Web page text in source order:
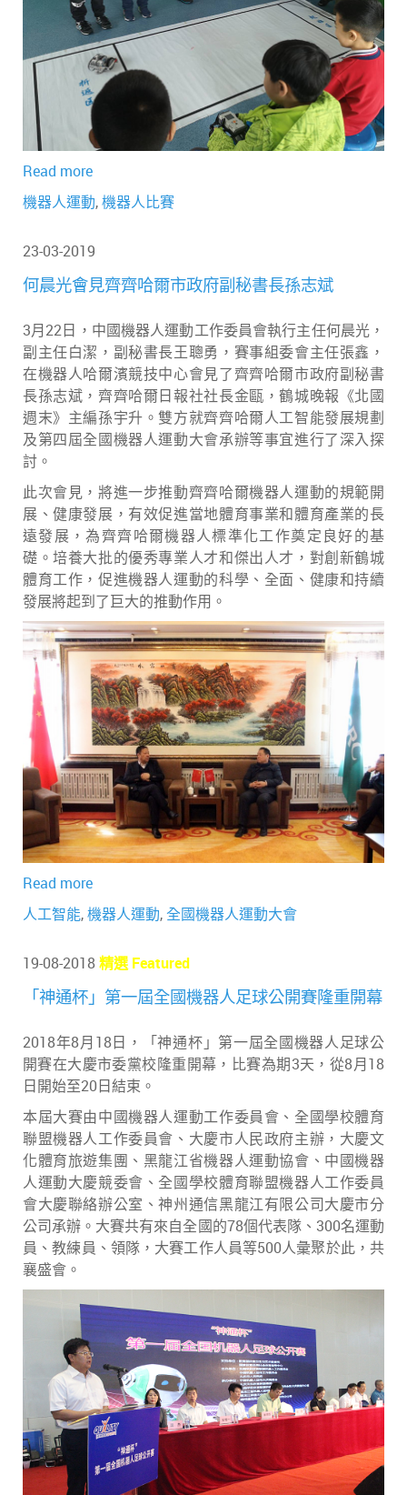
Read more
機器人運動,機器人比賽
23-03-2019
何晨光會見齊齊哈爾市政府副秘書長孫志斌
3月22日，中國機器人運動工作委員會執行主任何晨光，
副主任白潔，副秘書長王聰勇，賽事組委會主任張鑫，
在機器人哈爾濱競技中心會見了齊齊哈爾市政府副秘書
長孫志斌，齊齊哈爾日報社社長金甌，鶴城晚報《北國
週末》主編孫宇升。雙方就齊齊哈爾人工智能發展規劃
及第四屆全國機器人運動大會承辦等事宜進行了深入探
討。
此次會見，將進一步推動齊齊哈爾機器人運動的規範開
展、健康發展，有效促進當地體育事業和體育產業的長
遠發展，為齊齊哈爾機器人標準化工作奠定良好的基
礎。培養大批的優秀專業人才和傑出人才，對創新鶴城
體育工作，促進機器人運動的科學、全面、健康和持續
發展將起到了巨大的推動作用。
Read more
人工智能,機器人運動,全國機器人運動大會
19-08-2018精選 Featured
「神通杯」第一屆全國機器人足球公開賽隆重開幕
2018年8月18日，「神通杯」第一屆全國機器人足球公
開賽在大慶市委黨校隆重開幕，比賽為期3天，從8月18
日開始至20日結束。
本屆大賽由中國機器人運動工作委員會、全國學校體育
聯盟機器人工作委員會、大慶市人民政府主辦，大慶文
化體育旅遊集團、黑龍江省機器人運動協會、中國機器
人運動大慶競委會、全國學校體育聯盟機器人工作委員
會大慶聯絡辦公室、神州通信黑龍江有限公司大慶市分
公司承辦。大賽共有來自全國的78個代表隊、300名運動
員、教練員、領隊，大賽工作人員等500人彙聚於此，共
襄盛會。